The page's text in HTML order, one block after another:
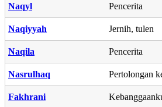
Naqyl Pencerita
Naqiyyah Jernih, tulen
Naqila Pencerita
Nasrulhaq Pertolongan
Fakhrani